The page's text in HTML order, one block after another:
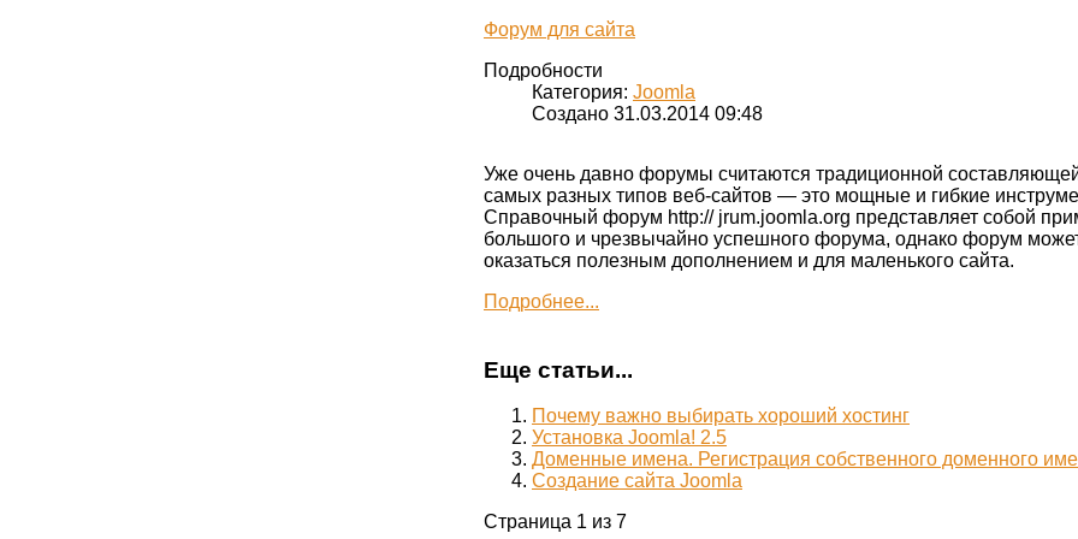
Форум для сайта
Подробности
Категория: Joomla
Создано 31.03.2014 09:48
Уже очень давно форумы считаются традиционной
самых разных типов веб-сайтов — это мощные и гибкие
Справочный форум http:// jrum.joomla.org представляет собой
большого и чрезвычайно успешного форума, однако форум
оказаться полезным дополнением и для маленького сайта.
Подробнее...
Еще статьи...
Почему важно выбирать хороший хостинг
Установка Joomla! 2.5
Доменные имена. Регистрация собственного доменного
Создание сайта Joomla
Страница 1 из 7